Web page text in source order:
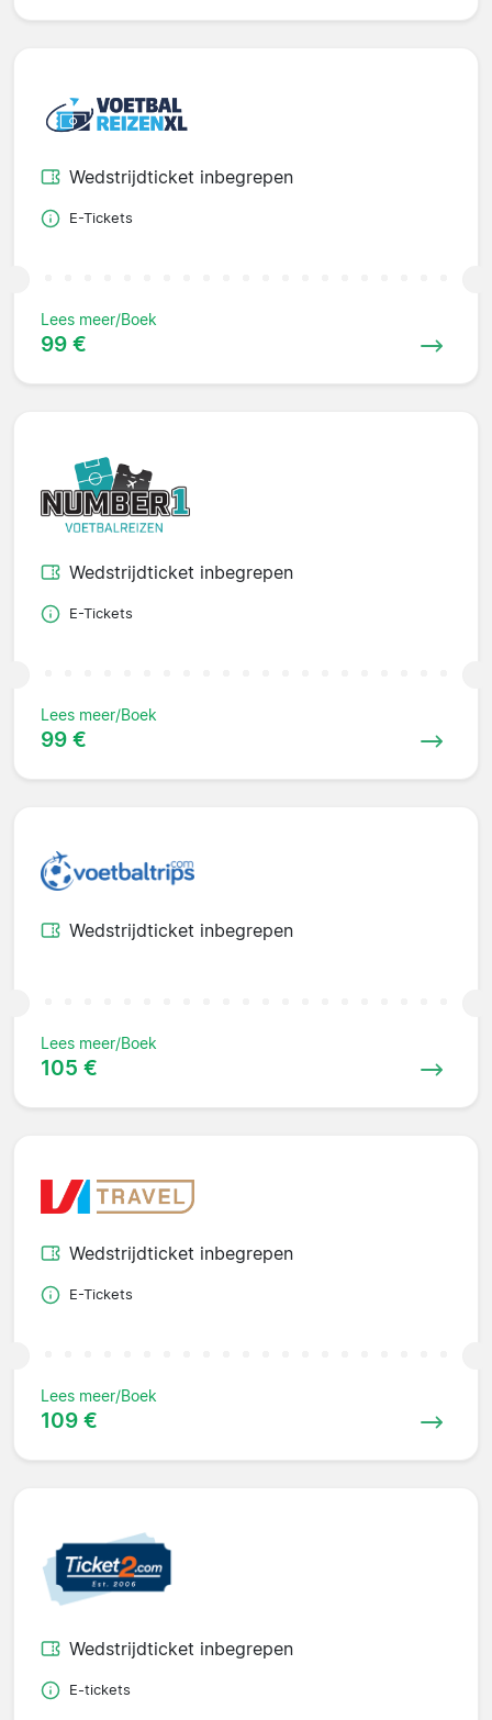
Wedstrijdticket inbegrepen
E-Tickets
Lees meer/Boek
99 €
Wedstrijdticket inbegrepen
E-Tickets
Lees meer/Boek
99 €
Wedstrijdticket inbegrepen
Lees meer/Boek
105 €
Wedstrijdticket inbegrepen
E-Tickets
Lees meer/Boek
109 €
Wedstrijdticket inbegrepen
E-tickets